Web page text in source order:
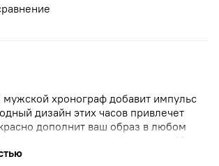
мужской хронограф добавит импульс
дизайн этих часов привлечет
дополнит ваш образ в любом
хронограф
12-ти